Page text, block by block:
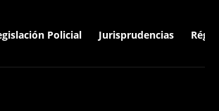
Policial Jurisprudencias